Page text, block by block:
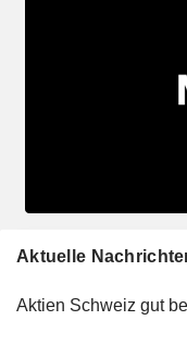
Aktuelle
Aktien Schweiz gut